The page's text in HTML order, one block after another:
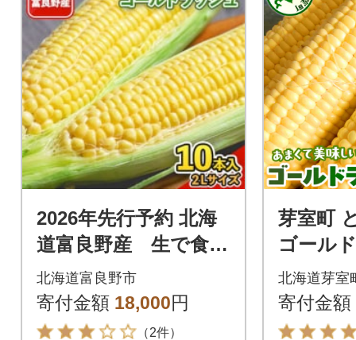
2026年先行予約 北海
道富良野産 生で食べ
られるとうもろこ
し ゴールドラッシ
ュ 10本入り
北海道富良野市
寄付金額 18,000円
（2件）
芽室町
ゴール
サイズ
003c-26
北海道芽室
寄付金額